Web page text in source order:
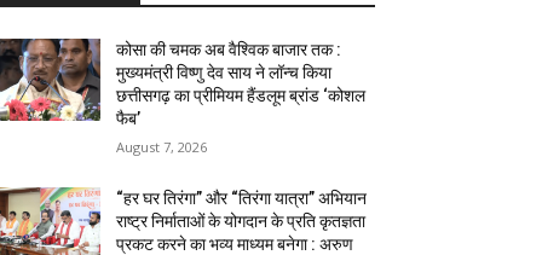
कोसा की चमक अब वैश्विक बाजार तक :
मुख्यमंत्री विष्णु देव साय ने लॉन्च किया
छत्तीसगढ़ का प्रीमियम हैंडलूम ब्रांड ‘कोशल
फैब’
August 7, 2026
“हर घर तिरंगा” और “तिरंगा यात्रा” अभियान
राष्ट्र निर्माताओं के योगदान के प्रति कृतज्ञता
प्रकट करने का भव्य माध्यम बनेगा : अरुण